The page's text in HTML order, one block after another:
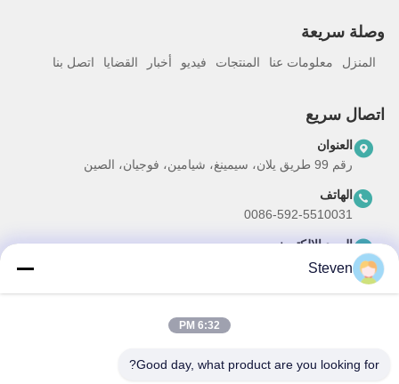
وصلة سريعة
المنزل معلومات عنا المنتجات فيديو أخبار القضايا اتصل بنا
اتصال سريع
العنوان
رقم 99 طريق يلان، سيمينغ، شيامين، فوجيان، الصين
الهاتف
0086-592-5510031
البريد الإلكتروني
steven@winley-electric.com
اشترك في نشرتنا الإخبارية للحصول على خصومات وأكثر.
Steven
6:32 PM
Good day, what product are you looking for?